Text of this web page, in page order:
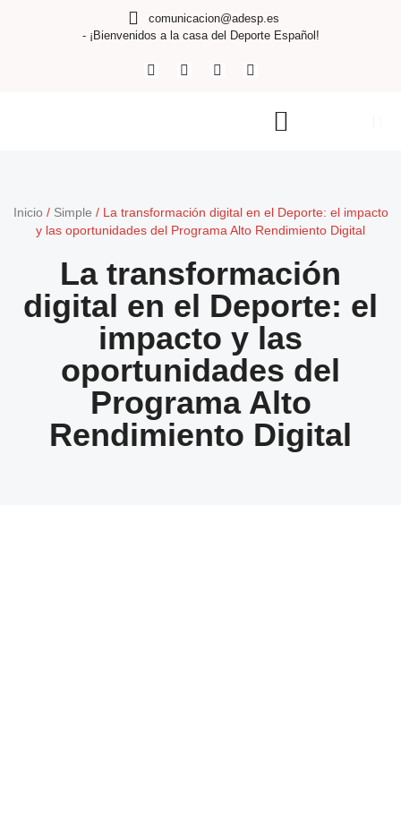
comunicacion@adesp.es
- ¡Bienvenidos a la casa del Deporte Español!
Inicio / Simple / La transformación digital en el Deporte: el impacto
y las oportunidades del Programa Alto Rendimiento Digital
La transformación
digital en el Deporte: el
impacto y las
oportunidades del
Programa Alto
Rendimiento Digital